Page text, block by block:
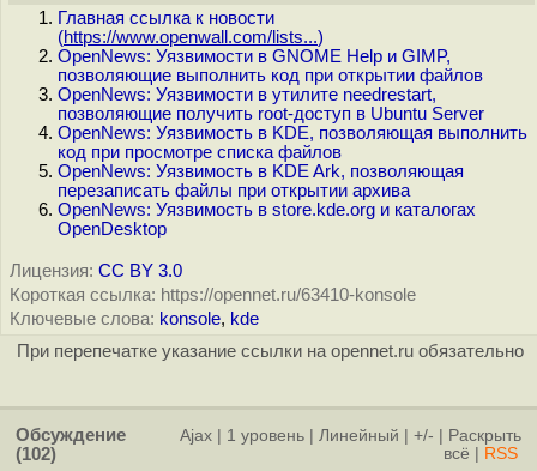
Главная ссылка к новости
(https://www.openwall.com/lists...)
OpenNews: Уязвимости в GNOME Help и GIMP,
позволяющие выполнить код при открытии файлов
OpenNews: Уязвимости в утилите needrestart,
позволяющие получить root-доступ в Ubuntu Server
OpenNews: Уязвимость в KDE, позволяющая выполнить
код при просмотре списка файлов
OpenNews: Уязвимость в KDE Ark, позволяющая
перезаписать файлы при открытии архива
OpenNews: Уязвимость в store.kde.org и каталогах
OpenDesktop
Лицензия: CC BY 3.0
Короткая ссылка: https://opennet.ru/63410-konsole
Ключевые слова: konsole, kde
При перепечатке указание ссылки на opennet.ru обязательно
Обсуждение
(102)
Ajax 1 уровень Линейный +/-
Раскрыть
всё
RSS